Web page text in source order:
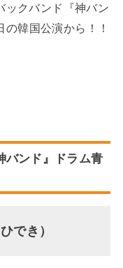
ックバンド『神バン
韓国公演から！！
バンド』ドラム青
でき）